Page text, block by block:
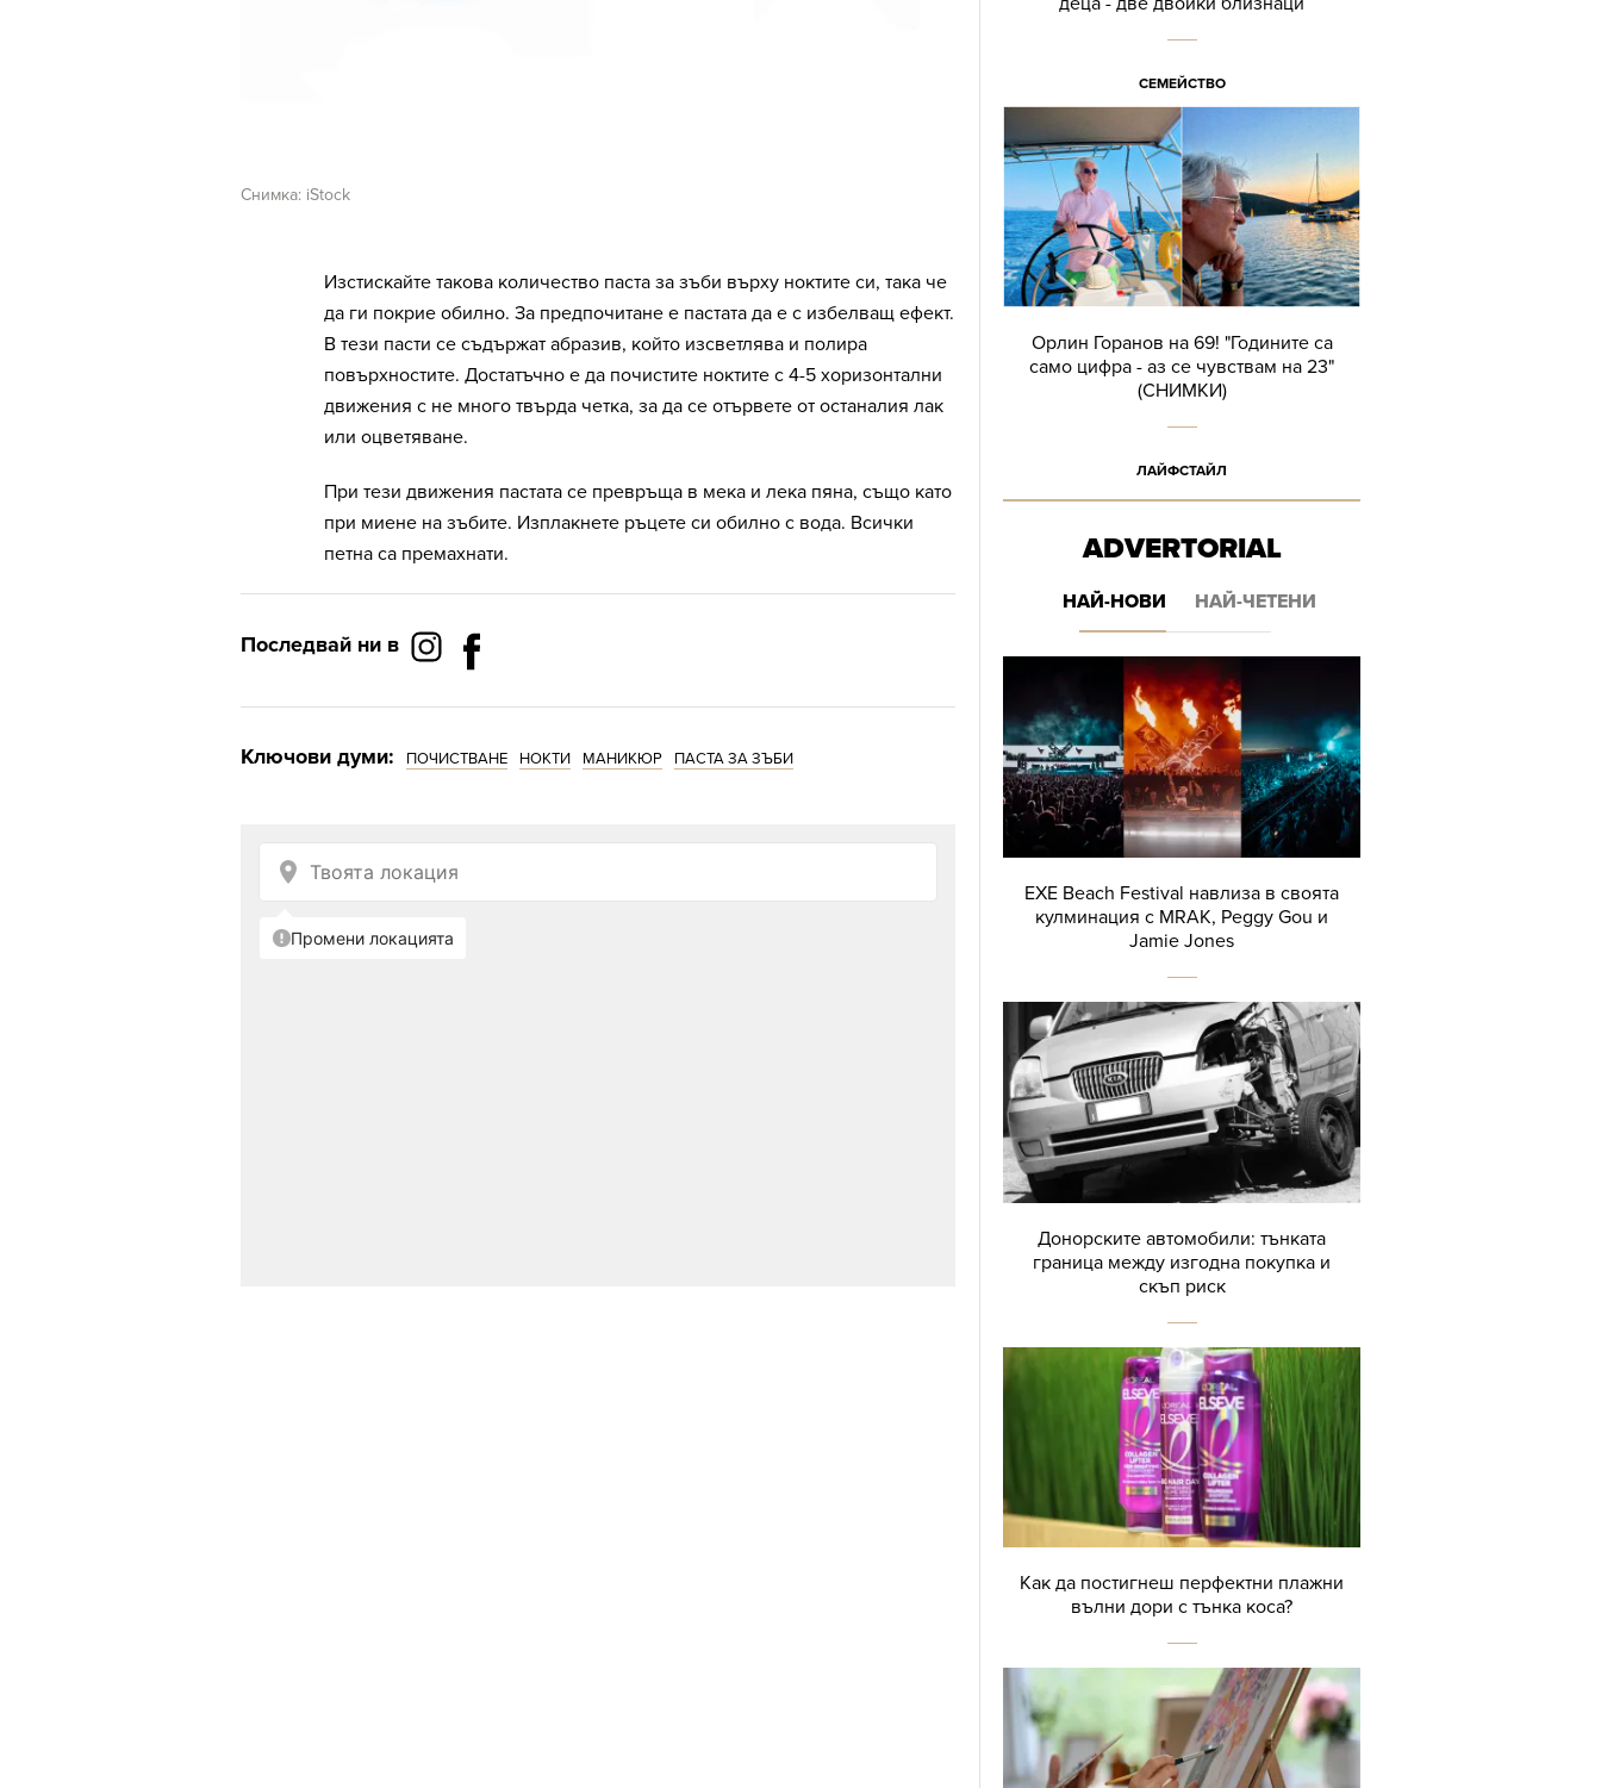
Снимка: iStock
Изстискайте такова количество паста за зъби върху ноктите си, така че
да ги покрие обилно. За предпочитане е пастата да е с избелващ ефект.
В тези пасти се съдържат абразив, който изсветлява и полира
повърхностите. Достатъчно е да почистите ноктите с 4-5 хоризонтални
движения с не много твърда четка, за да се отървете от останалия лак
или оцветяване.
При тези движения пастата се превръща в мека и лека пяна, също като
при миене на зъбите. Изплакнете ръцете си обилно с вода. Всички
петна са премахнати.
Последвай ни в
Ключови думи: ПОЧИСТВАНЕ НОКТИ МАНИКЮР ПАСТА ЗА ЗЪБИ
СЕМЕЙСТВО
Орлин Горанов на 69! "Годините са
само цифра - аз се чувствам на 23"
(СНИМКИ)
ЛАЙФСТАЙЛ
ADVERTORIAL
НАЙ-НОВИ НАЙ-ЧЕТЕНИ
EXE Beach Festival навлиза в своята
кулминация с MRAK, Peggy Gou и
Jamie Jones
Донорските автомобили: тънката
граница между изгодна покупка и
скъп риск
Как да постигнеш перфектни плажни
вълни дори с тънка коса?